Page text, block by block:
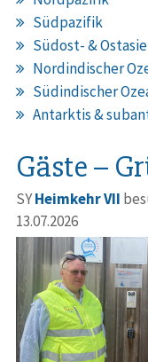
Südpazifik
Südost- &
Nordindischer
Südindischer
Antarktis &
Gäste –
SYHeimkehr VII
13.07.2026